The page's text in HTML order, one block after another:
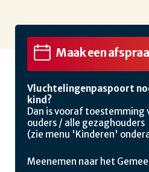
Maak een
Vluchtelingenpaspoort
kind?
Dan is vooraf toestemming
ouders / alle gezaghouders
(zie menu 'Kinderen'
Meenemen naar het